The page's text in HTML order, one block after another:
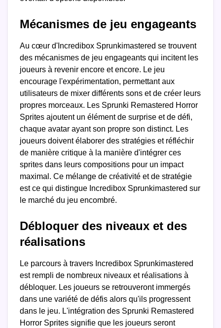
Mécanismes de jeu engageants
Au cœur d'Incredibox Sprunkimastered se trouvent
des mécanismes de jeu engageants qui incitent les
joueurs à revenir encore et encore. Le jeu
encourage l'expérimentation, permettant aux
utilisateurs de mixer différents sons et de créer leurs
propres morceaux. Les Sprunki Remastered Horror
Sprites ajoutent un élément de surprise et de défi,
chaque avatar ayant son propre son distinct. Les
joueurs doivent élaborer des stratégies et réfléchir
de manière critique à la manière d'intégrer ces
sprites dans leurs compositions pour un impact
maximal. Ce mélange de créativité et de stratégie
est ce qui distingue Incredibox Sprunkimastered sur
le marché du jeu encombré.
Débloquer des niveaux et des
réalisations
Le parcours à travers Incredibox Sprunkimastered
est rempli de nombreux niveaux et réalisations à
débloquer. Les joueurs se retrouveront immergés
dans une variété de défis alors qu'ils progressent
dans le jeu. L'intégration des Sprunki Remastered
Horror Sprites signifie que les joueurs seront